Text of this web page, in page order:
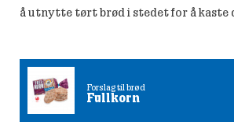
å utnytte tørt brød i stedet for å kaste
Forslag til brød
Fullkorn